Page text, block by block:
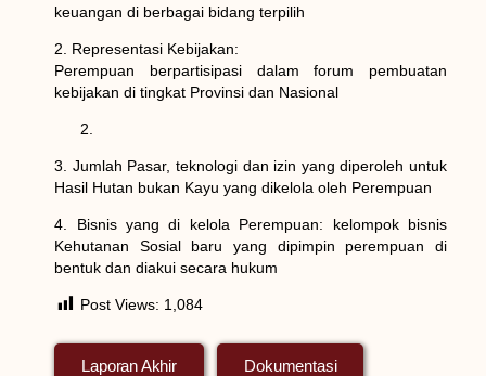
keuangan di berbagai bidang terpilih
2. Representasi Kebijakan:
Perempuan berpartisipasi dalam forum pembuatan
kebijakan di tingkat Provinsi dan Nasional
3. Jumlah Pasar, teknologi dan izin yang diperoleh untuk
Hasil Hutan bukan Kayu yang dikelola oleh Perempuan
4. Bisnis yang di kelola Perempuan: kelompok bisnis
Kehutanan Sosial baru yang dipimpin perempuan di
bentuk dan diakui secara hukum
Post Views: 1,084
Laporan Akhir Dokumentasi